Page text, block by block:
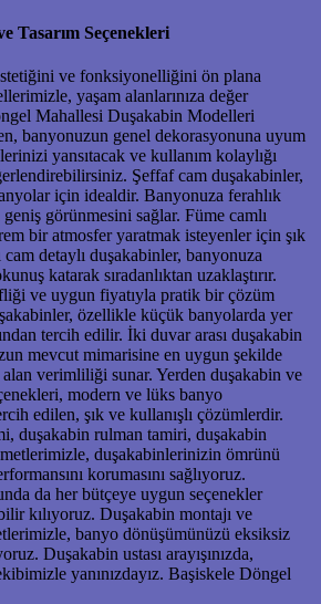
Tasarım Seçenekleri
ve fonksiyonelliğini ön plana
yaşam alanlarınıza değer
Mahallesi Duşakabin Modelleri
banyonuzun genel dekorasyonuna uyum
yansıtacak ve kullanım kolaylığı
Şeffaf cam duşakabinler,
için idealdir. Banyonuza ferahlık
görünmesini sağlar. Füme camlı
bir atmosfer yaratmak isteyenler için şık
detaylı duşakabinler, banyonuza
katarak sıradanlıktan uzaklaştırır.
ve uygun fiyatıyla pratik bir çözüm
özellikle küçük banyolarda yer
tercih edilir. İki duvar arası duşakabin
mevcut mimarisine en uygun şekilde
alan verimliliği sunar. Yerden duşakabin ve
modern ve lüks banyo
edilen, şık ve kullanışlı çözümlerdir.
duşakabin rulman tamiri, duşakabin
duşakabinlerinizin ömrünü
korumasını sağlıyoruz.
da her bütçeye uygun seçenekler
kılıyoruz. Duşakabin montajı ve
banyo dönüşümünüzü eksiksiz
Duşakabin ustası arayışınızda,
yanınızdayız. Başiskele Döngel